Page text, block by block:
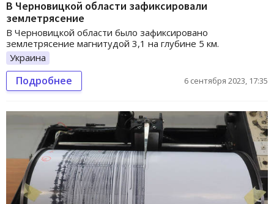
В Черновицкой области зафиксировали
землетрясение
В Черновицкой области было зафиксировано
землетрясение магнитудой 3,1 на глубине 5 км.
Украина
Подробнее 6 сентября 2023, 17:35